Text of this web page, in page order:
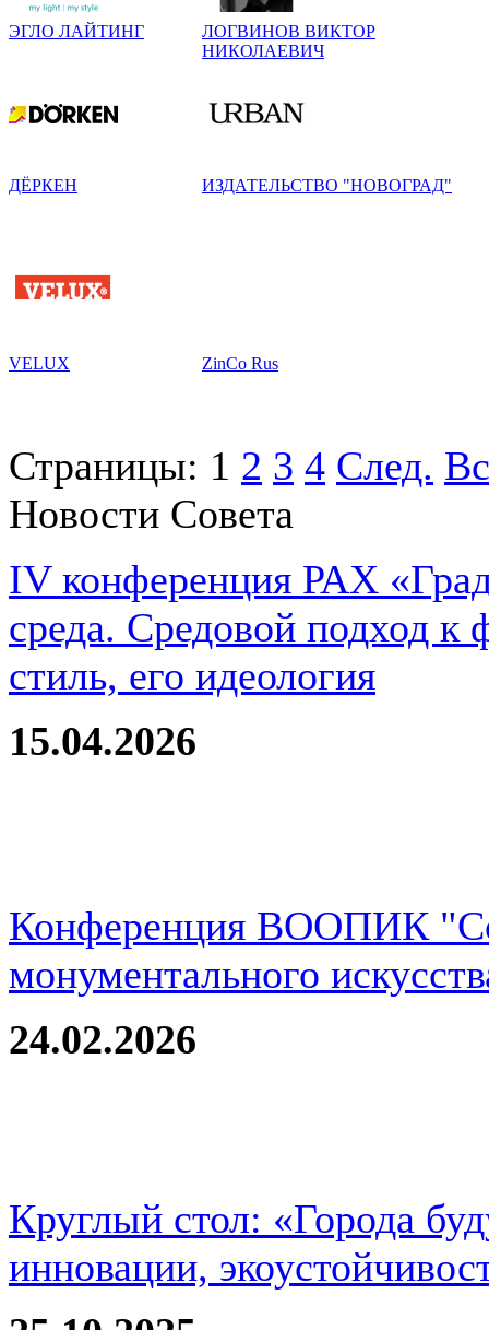
ЭГЛО ЛАЙТИНГ
ЛОГВИНОВ ВИКТОР
НИКОЛАЕВИЧ
ДЁРКЕН ИЗДАТЕЛЬСТВО "НОВОГРАД"
VELUX ZinCo Rus
Страницы: 1 2 3 4 След.
Новости Совета
IV конференция РАХ
среда. Средовой подход
стиль, его идеология
15.04.2026
Конференция ВООПИК
монументального
24.02.2026
Круглый стол: «Города
инновации,